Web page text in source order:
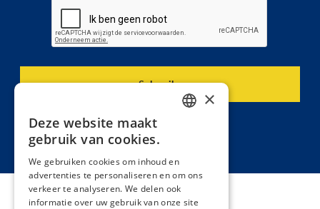
×
Deze website maakt
gebruik van cookies.
We gebruiken cookies om inhoud en
advertenties te personaliseren en om ons
verkeer te analyseren. We delen ook
informatie over uw gebruik van onze site